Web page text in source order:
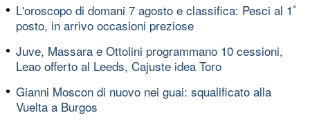
L'oroscopo di domani 7 agosto e classifica: Pesci al 1ﾟ
posto, in arrivo occasioni preziose
Juve, Massara e Ottolini programmano 10 cessioni,
Leao offerto al Leeds, Cajuste idea Toro
Gianni Moscon di nuovo nei guai: squalificato alla
Vuelta a Burgos